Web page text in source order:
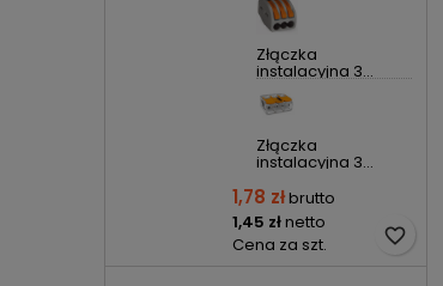
Złączka
instalacyjna 3...
Złączka
instalacyjna 3...
1,78 złbrutto
1,45 złnetto
Cena za szt.
favorite_border